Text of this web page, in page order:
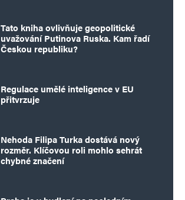
Tato kniha ovlivňuje geopolitické
uvažování Putinova Ruska. Kam řadí
Českou republiku?
Regulace umělé inteligence v EU
přitvrzuje
Nehoda Filipa Turka dostává nový
rozměr. Klíčovou roli mohlo sehrát
chybné značení